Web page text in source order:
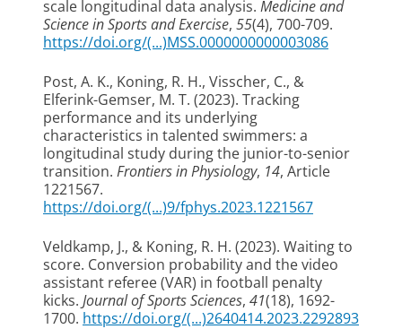
scale longitudinal data analysis. Medicine and
Science in Sports and Exercise, 55(4), 700-709.
https://doi.org/(...)MSS.0000000000003086
Post, A. K., Koning, R. H., Visscher, C., &
Elferink-Gemser, M. T. (2023). Tracking
performance and its underlying
characteristics in talented swimmers: a
longitudinal study during the junior-to-senior
transition. Frontiers in Physiology, 14, Article
1221567.
https://doi.org/(...)9/fphys.2023.1221567
Veldkamp, J., & Koning, R. H. (2023). Waiting to
score. Conversion probability and the video
assistant referee (VAR) in football penalty
kicks. Journal of Sports Sciences, 41(18), 1692-
1700. https://doi.org/(...)2640414.2023.2292893